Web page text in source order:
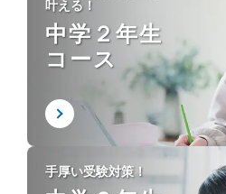
叶える！
中学２年生
コース
手厚い受験対策！